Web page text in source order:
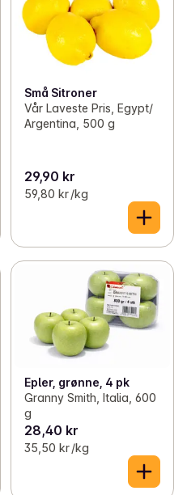
Små Sitroner
Vår Laveste Pris, Egypt/
Argentina, 500 g
29,90 kr
59,80 kr /kg
Epler, grønne, 4 pk
Granny Smith, Italia, 600
g
28,40 kr
35,50 kr /kg